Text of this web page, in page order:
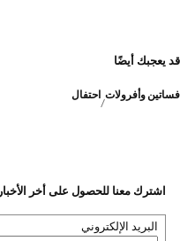
قد يعجبك أيضًا
فساتين وأفرولات احتفال
اشترك معنا للحصول على أخر الأخبار
البريد الإلكتروني